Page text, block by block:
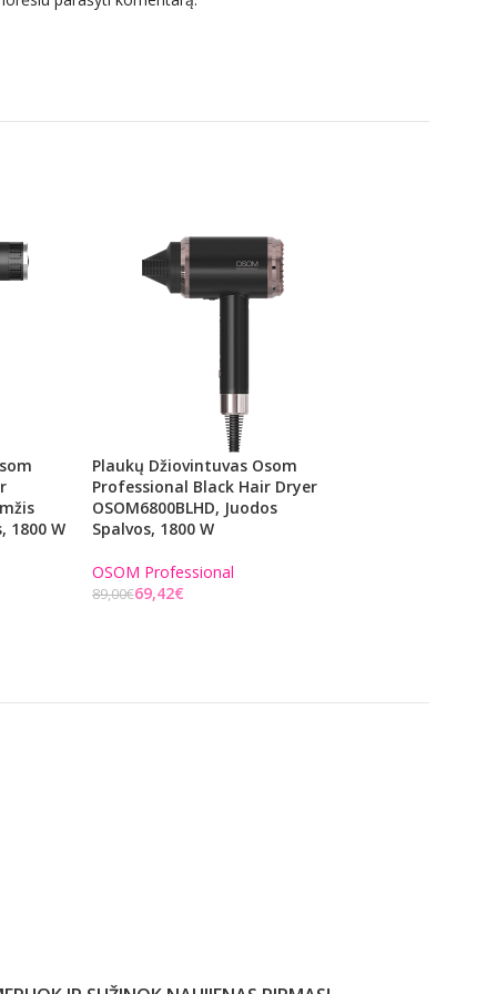
1800 W
Plaukų Džiovintuvas Osom
Professional Black Hair Dryer
OSOM6800BLHD, Juodos
Spalvos, 1800 W
OSOM Professional
89,00€69,42€